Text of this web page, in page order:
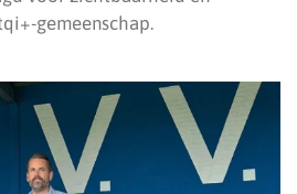
gemeenschap.